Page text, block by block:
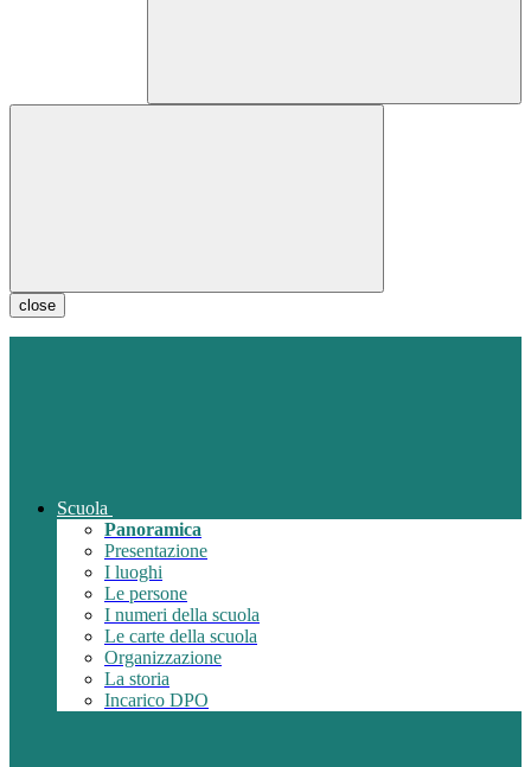
close
Scuola
Panoramica
Presentazione
I luoghi
Le persone
I numeri della scuola
Le carte della scuola
Organizzazione
La storia
Incarico DPO